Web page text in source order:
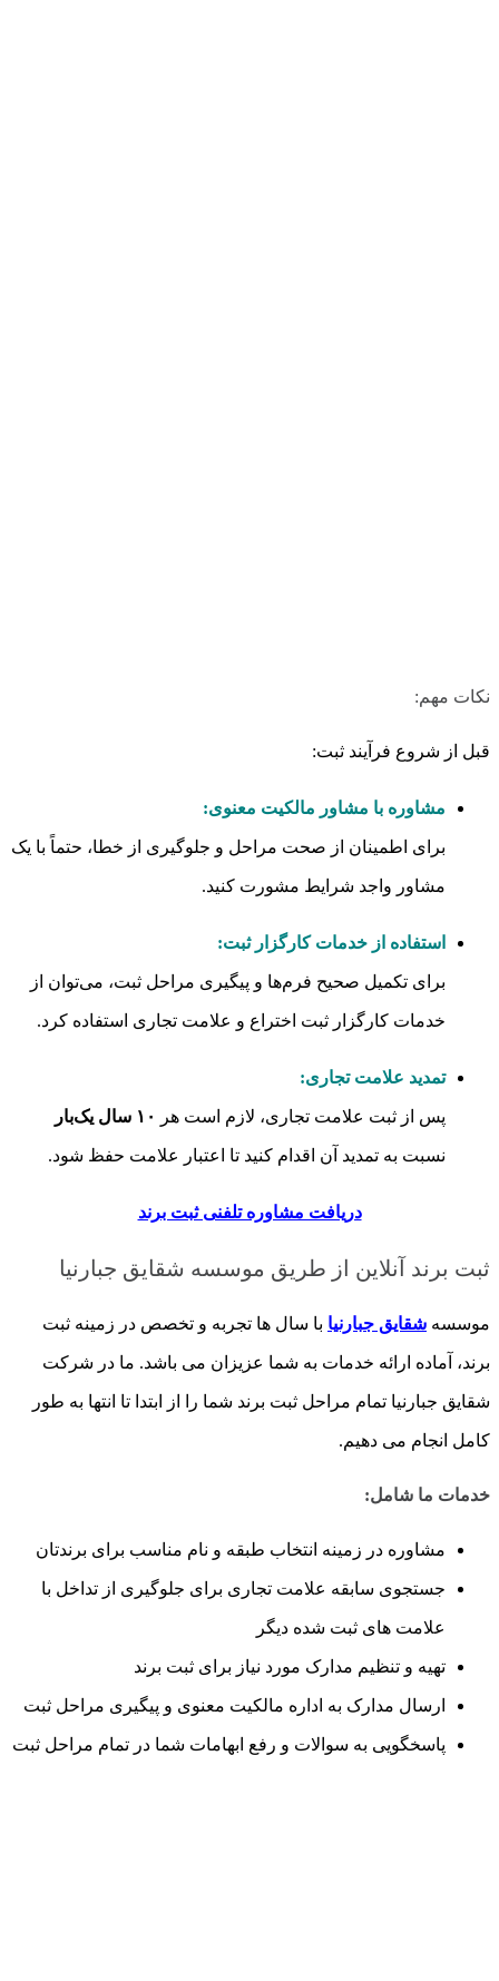
نکات مهم:
قبل از شروع فرآیند ثبت:
مشاوره با مشاور مالکیت معنوی:
برای اطمینان از صحت مراحل و جلوگیری از خطا، حتماً با یک
مشاور واجد شرایط مشورت کنید.
استفاده از خدمات کارگزار ثبت:
برای تکمیل صحیح فرم‌ها و پیگیری مراحل ثبت، می‌توان از
خدمات کارگزار ثبت اختراع و علامت تجاری استفاده کرد.
تمدید علامت تجاری:
پس از ثبت علامت تجاری، لازم است هر ۱۰ سال یک‌بار
نسبت به تمدید آن اقدام کنید تا اعتبار علامت حفظ شود.
دریافت مشاوره تلفنی ثبت برند
ثبت برند آنلاین از طریق موسسه شقایق جبارنیا
موسسه شقایق جبارنیا با سال ها تجربه و تخصص در زمینه ثبت
برند، آماده ارائه خدمات به شما عزیزان می باشد. ما در شرکت
شقایق جبارنیا تمام مراحل ثبت برند شما را از ابتدا تا انتها به طور
کامل انجام می دهیم.
خدمات ما شامل:
مشاوره در زمینه انتخاب طبقه و نام مناسب برای برندتان
جستجوی سابقه علامت تجاری برای جلوگیری از تداخل با
علامت های ثبت شده دیگر
تهیه و تنظیم مدارک مورد نیاز برای ثبت برند
ارسال مدارک به اداره مالکیت معنوی و پیگیری مراحل ثبت
پاسخگویی به سوالات و رفع ابهامات شما در تمام مراحل ثبت